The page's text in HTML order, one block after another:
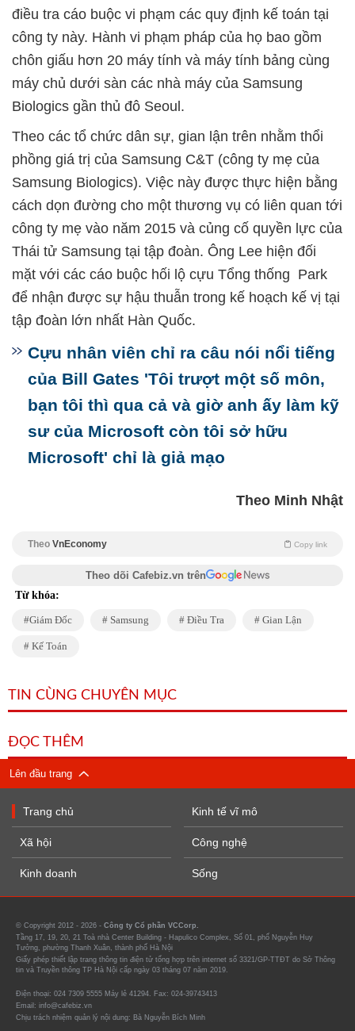
điều tra cáo buộc vi phạm các quy định kế toán tại
công ty này. Hành vi phạm pháp của họ bao gồm
chôn giấu hơn 20 máy tính và máy tính bảng cùng
máy chủ dưới sàn các nhà máy của Samsung
Biologics gần thủ đô Seoul.
Theo các tổ chức dân sự, gian lận trên nhằm thổi
phồng giá trị của Samsung C&T (công ty mẹ của
Samsung Biologics). Việc này được thực hiện bằng
cách dọn đường cho một thương vụ có liên quan tới
công ty mẹ vào năm 2015 và củng cố quyền lực của
Thái tử Samsung tại tập đoàn. Ông Lee hiện đối
mặt với các cáo buộc hối lộ cựu Tổng thống Park
để nhận được sự hậu thuẫn trong kế hoạch kế vị tại
tập đoàn lớn nhất Hàn Quốc.
Cựu nhân viên chỉ ra câu nói nổi tiếng
của Bill Gates 'Tôi trượt một số môn,
bạn tôi thì qua cả và giờ anh ấy làm kỹ
sư của Microsoft còn tôi sở hữu
Microsoft' chỉ là giả mạo
Theo Minh Nhật
Theo VnEconomy Copy link
Theo dõi Cafebiz.vn trên
Từ khóa:
Giám Đốc Samsung Điều Tra Gian Lận
Kế Toán
TIN CÙNG CHUYÊN MỤC
ĐỌC THÊM
Lên đầu trang
Trang chủ
Xã hội
Kinh doanh
Kinh tế vĩ mô
Công nghệ
Sống
© Copyright 2012 - 2026 - Công ty Cổ phần VCCorp.
Tầng 17, 19, 20, 21 Toà nhà Center Building - Hapulico Complex, Số 01, phố Nguyễn Huy
Tưởng, phường Thanh Xuân, thành phố Hà Nội
Giấy phép thiết lập trang thông tin điện tử tổng hợp trên internet số 3321/GP-TTĐT do Sở Thông
tin và Truyền thông TP Hà Nội cấp ngày 03 tháng 07 năm 2019.
Điện thoại: 024 7309 5555 Máy lẻ 41294. Fax: 024-39743413
Email: info@cafebiz.vn
Chịu trách nhiệm quản lý nội dung: Bà Nguyễn Bích Minh